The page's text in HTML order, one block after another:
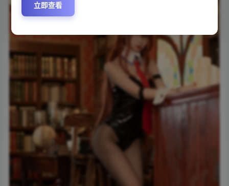
立即查看